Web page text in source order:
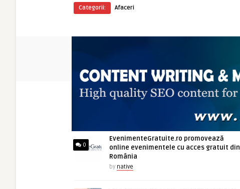
Categorii: Afaceri
0
EvenimenteGratuite.ro promovează
online evenimentele cu acces gratuit din
România
by native